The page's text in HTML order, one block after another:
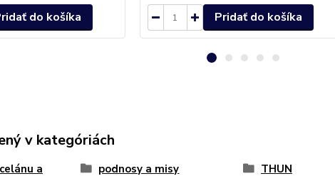
do košíka Pridať do košíka
v kategóriách
a
podnosy a misy THUN